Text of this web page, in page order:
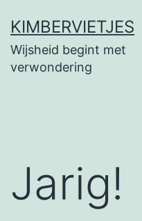
naar
de
KIMBERVIETJES
Wijsheid begint met
verwondering
Jarig!